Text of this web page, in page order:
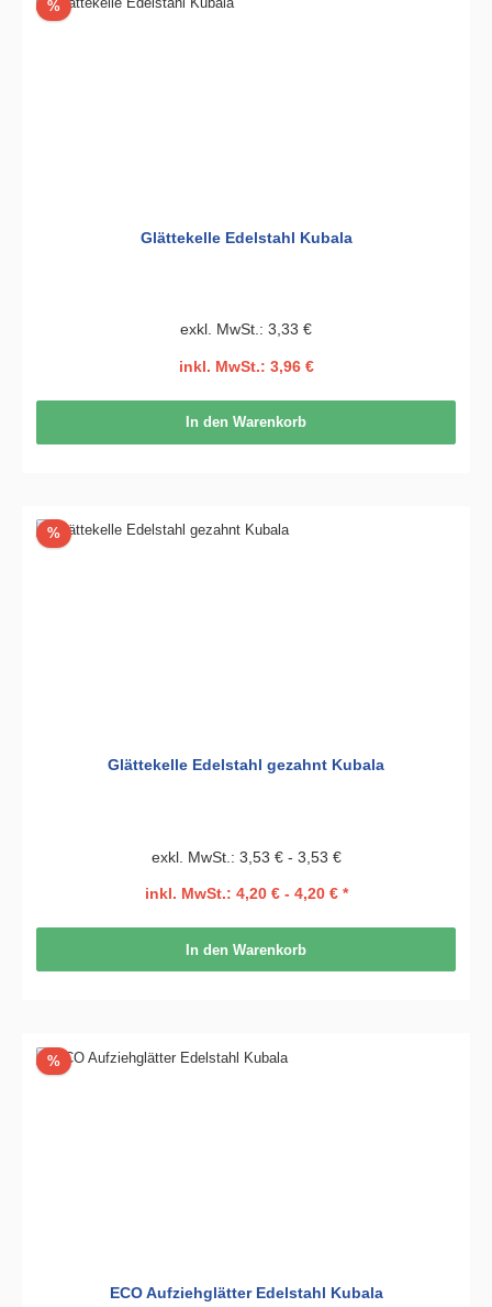
%Rabatt
Glättekelle Edelstahl Kubala
exkl. MwSt.: 3,33 €
inkl. MwSt.: 3,96 €
In den Warenkorb
%Rabatt
Glättekelle Edelstahl gezahnt Kubala
exkl. MwSt.: 3,53 € - 3,53 €
inkl. MwSt.: 4,20 € - 4,20 € *
In den Warenkorb
%Rabatt
ECO Aufziehglätter Edelstahl Kubala